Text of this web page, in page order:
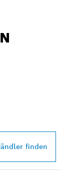
finden